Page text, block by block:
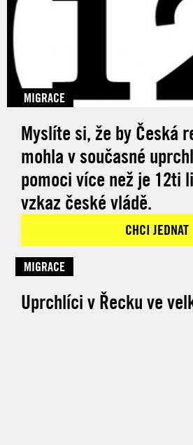
MIGRACE
Myslíte si, že by Česká
mohla v současné
pomoci více než je 12ti
vzkaz české vládě.
CHCI JEDNAT
MIGRACE
Uprchlíci v Řecku ve